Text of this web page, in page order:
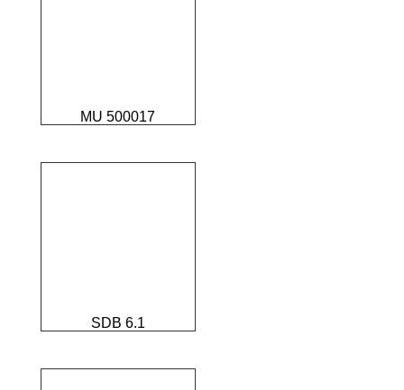
MU 500017
SDB 6.1